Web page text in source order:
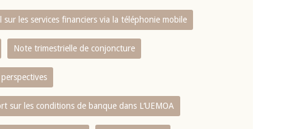
sur les services financiers via la téléphonie mobile
Note trimestrielle de conjoncture
sur les conditions de banque dans L‘UEMOA